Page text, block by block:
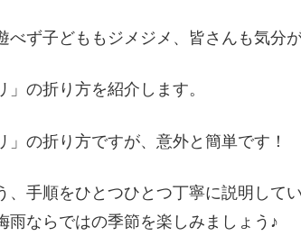
ず子どももジメジメ、皆さんも気分
の折り方を紹介します。
の折り方ですが、意外と簡単です！
手順をひとつひとつ丁寧に説明して
雨ならではの季節を楽しみましょう♪